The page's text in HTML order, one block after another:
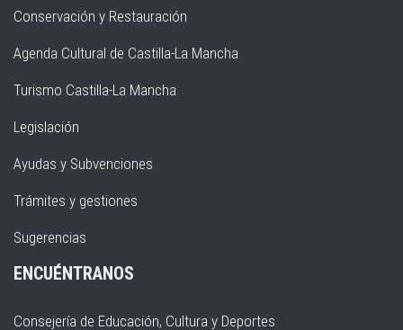
Conservación y Restauración
Agenda Cultural de Castilla-La Mancha
Turismo Castilla-La Mancha
Legislación
Ayudas y Subvenciones
Trámites y gestiones
Sugerencias
ENCUÉNTRANOS
Consejería de Educación, Cultura y Deportes